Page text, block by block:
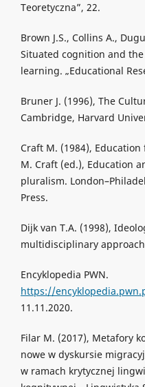
Teoretyczna”, 22.
Brown J.S., Collins A.,
Situated cognition and
learning. „Educational
Bruner J. (1996), The
Cambridge, Harvard
Craft M. (1984),
M. Craft (ed.), Education
pluralism.
Press.
Dijk van T.A. (1998),
multidisciplinary
Encyklopedia PWN.
https://
11.11.2020.
Filar M. (2017), Metafory
nowe w dyskursie
w ramach krytycznej